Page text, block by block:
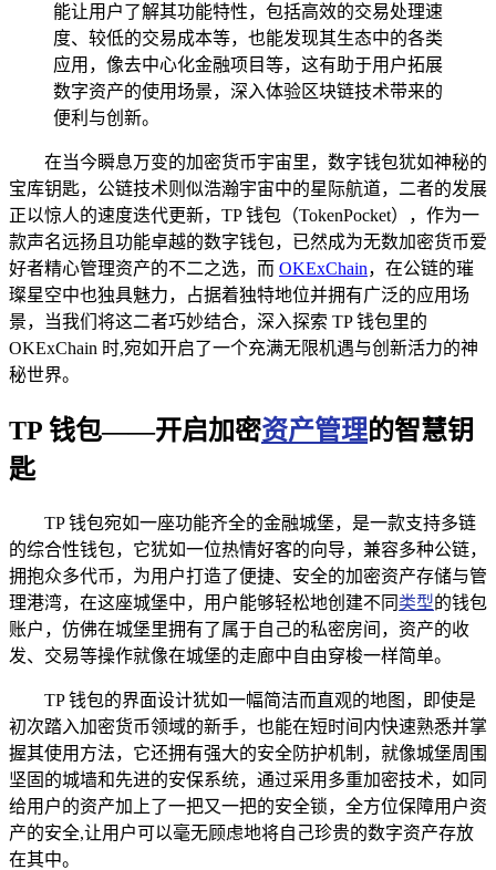
能让用户了解其功能特性，包括高效的交易处理速
度、较低的交易成本等，也能发现其生态中的各类
应用，像去中心化金融项目等，这有助于用户拓展
数字资产的使用场景，深入体验区块链技术带来的
便利与创新。
在当今瞬息万变的加密货币宇宙里，数字钱包犹如神秘的
宝库钥匙，公链技术则似浩瀚宇宙中的星际航道，二者的发展
正以惊人的速度迭代更新，TP 钱包（TokenPocket），作为一
款声名远扬且功能卓越的数字钱包，已然成为无数加密货币爱
好者精心管理资产的不二之选，而 OKExChain，在公链的璀
璨星空中也独具魅力，占据着独特地位并拥有广泛的应用场
景，当我们将这二者巧妙结合，深入探索 TP 钱包里的
OKExChain 时,宛如开启了一个充满无限机遇与创新活力的神
秘世界。
TP 钱包——开启加密资产管理的智慧钥
匙
TP 钱包宛如一座功能齐全的金融城堡，是一款支持多链
的综合性钱包，它犹如一位热情好客的向导，兼容多种公链，
拥抱众多代币，为用户打造了便捷、安全的加密资产存储与管
理港湾，在这座城堡中，用户能够轻松地创建不同 类型的钱包
账户，仿佛在城堡里拥有了属于自己的私密房间，资产的收
发、交易等操作就像在城堡的走廊中自由穿梭一样简单。
TP 钱包的界面设计犹如一幅简洁而直观的地图，即使是
初次踏入加密货币领域的新手，也能在短时间内快速熟悉并掌
握其使用方法，它还拥有强大的安全防护机制，就像城堡周围
坚固的城墙和先进的安保系统，通过采用多重加密技术，如同
给用户的资产加上了一把又一把的安全锁，全方位保障用户资
产的安全,让用户可以毫无顾虑地将自己珍贵的数字资产存放
在其中。